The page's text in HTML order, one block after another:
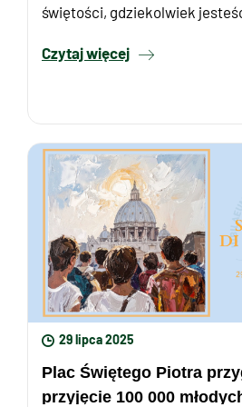
świętości, gdziekolwiek
Czytaj więcej
29 lipca 2025
Plac Świętego Piotra
przyjęcie 100 000